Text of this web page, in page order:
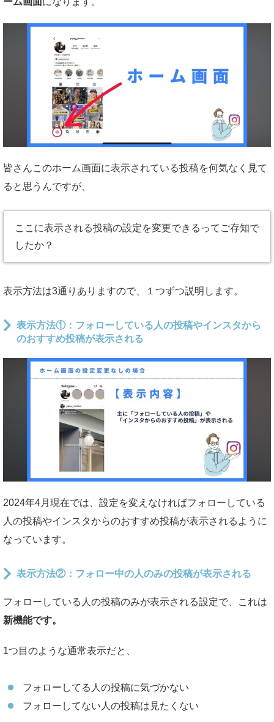
皆さんこのホーム画面に表示されている投稿を何気なく見て
ると思うんですが、
ここに表示される投稿の設定を変更できるってご存知で
したか？
表示方法は3通りありますので、１つずつ説明します。
表示方法①：フォローしている人の投稿やインスタから
のおすすめ投稿が表示される
2024年4月現在では、設定を変えなければフォローしている
人の投稿やインスタからのおすすめ投稿が表示されるように
なっています。
表示方法②：フォロー中の人のみの投稿が表示される
フォローしている人の投稿のみが表示される設定で、これは
新機能です。
1つ目のような通常表示だと、
フォローしてる人の投稿に気づかない
フォローしてない人の投稿は見たくない